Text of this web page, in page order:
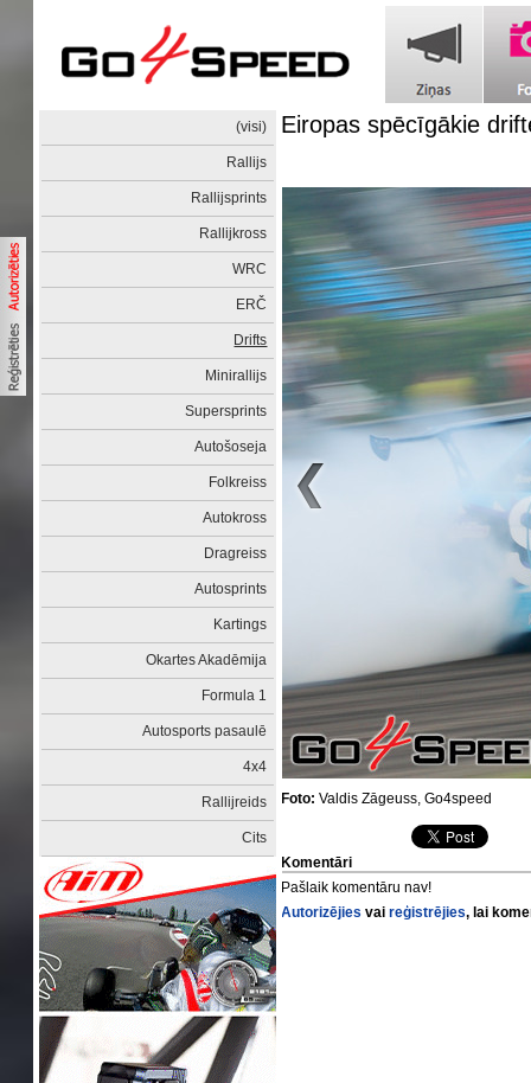
(visi)
Rallijs
Rallijsprints
Rallijkross
WRC
ERČ
Drifts
Minirallijs
Supersprints
Autošoseja
Folkreiss
Autokross
Dragreiss
Autosprints
Kartings
Okartes Akadēmija
Formula 1
Autosports pasaulē
4x4
Rallijreids
Cits
Eiropas spēcīgākie
Foto: Valdis Zāgeuss, Go4speed
Komentāri
Pašlaik komentāru nav!
Autorizējies vaireģistrējies, lai